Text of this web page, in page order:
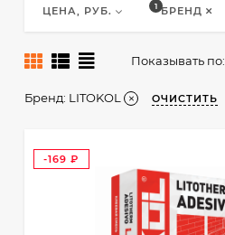
ЦЕНА, РУБ. БРЕНД
1
Показывать по:
Бренд: LITOKOL ОЧИСТИТЬ
-169